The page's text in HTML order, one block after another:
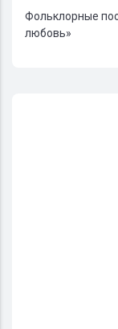
Фольклорные
любовь»